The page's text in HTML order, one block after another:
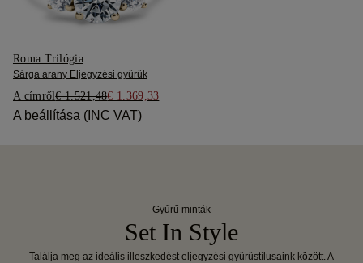
Roma Trilógia
Sárga arany Eljegyzési gyűrűk
A címről€ 1.521,48€ 1.369,33
A beállítása (INC VAT)
Gyűrű minták
Set In Style
Találja meg az ideális illeszkedést eljegyzési gyűrűstílusaink között. A